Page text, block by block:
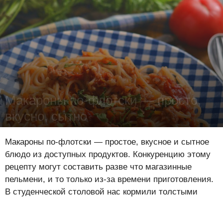
Макароны по-флотски — просто,
вкусно, сытно
Макароны по-флотски — простое, вкусное и сытное
блюдо из доступных продуктов. Конкуренцию этому
рецепту могут составить разве что магазинные
пельмени, и то только из-за времени приготовления.
В студенческой столовой нас кормили толстыми